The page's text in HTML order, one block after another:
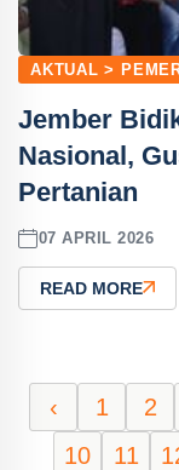
AKTUAL >
Jember
Nasional,
Pertanian
07 APRIL 2026
READ MORE
‹ 1 2
10
11